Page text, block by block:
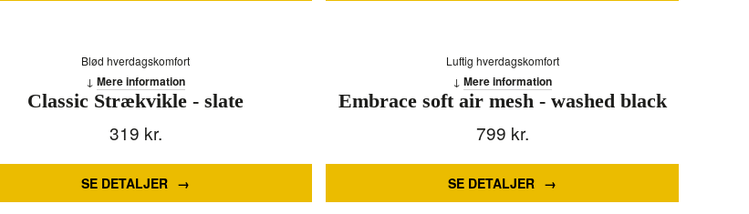
Blød hverdagskomfort
Classic Strækvikle - slate
319 kr.
SE DETALJER
Mere information
Luftig hverdagskomfort
Embrace soft air mesh - washed black
799 kr.
SE DETALJER
Mere information